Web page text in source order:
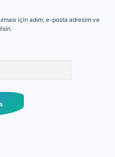
için adım, e-posta adresim ve